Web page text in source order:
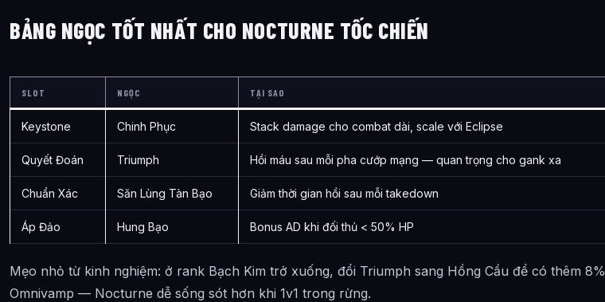
BẢNG NGỌC TỐT NHẤT CHO NOCTURNE TỐC CHIẾN
SLOT NGỌC TẠI SAO
Keystone Chinh Phục Stack damage cho combat dài, scale với Eclipse
Quyết Đoán Triumph Hồi máu sau mỗi pha cướp mạng — quan trọng cho gank xa
Chuẩn Xác Săn Lùng Tàn Bạo Giảm thời gian hồi sau mỗi takedown
Áp Đảo Hung Bạo Bonus AD khi đối thủ < 50% HP
Mẹo nhỏ từ kinh nghiệm: ở rank Bạch Kim trở xuống, đổi Triumph sang Hồng Cầu để có thêm 8%
Omnivamp — Nocturne dễ sống sót hơn khi 1v1 trong rừng.